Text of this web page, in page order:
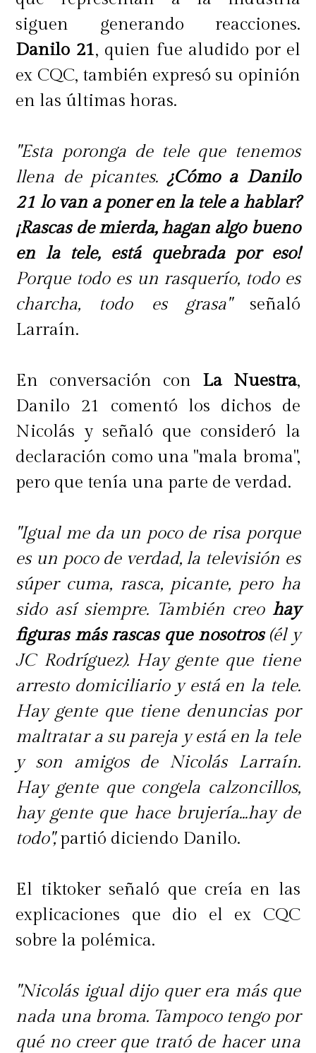
siguen generando reacciones.
Danilo 21, quien fue aludido por el
ex CQC, también expresó su opinión
en las últimas horas.
"Esta poronga de tele que tenemos
llena de picantes. ¿Cómo a Danilo
21 lo van a poner en la tele a hablar?
¡Rascas de mierda, hagan algo bueno
en la tele, está quebrada por eso!
Porque todo es un rasquerío, todo es
charcha, todo es grasa"señaló
Larraín.
En conversación con La Nuestra,
Danilo 21 comentó los dichos de
Nicolás y señaló que consideró la
declaración como una "mala broma",
pero que tenía una parte de verdad.
"Igual me da un poco de risa porque
es un poco de verdad, la televisión es
súper cuma, rasca, picante, pero ha
sido así siempre. También creo hay
figuras más rascas que nosotros(él y
JC Rodríguez). Hay gente que tiene
arresto domiciliario y está en la tele.
Hay gente que tiene denuncias por
maltratar a su pareja y está en la tele
y son amigos de Nicolás Larraín.
Hay gente que congela calzoncillos,
hay gente que hace brujería...hay de
todo",partió diciendo Danilo.
El tiktoker señaló que creía en las
explicaciones que dio el ex CQC
sobre la polémica.
"Nicolás igual dijo quer era más que
nada una broma. Tampoco tengo por
qué no creer que trató de hacer una